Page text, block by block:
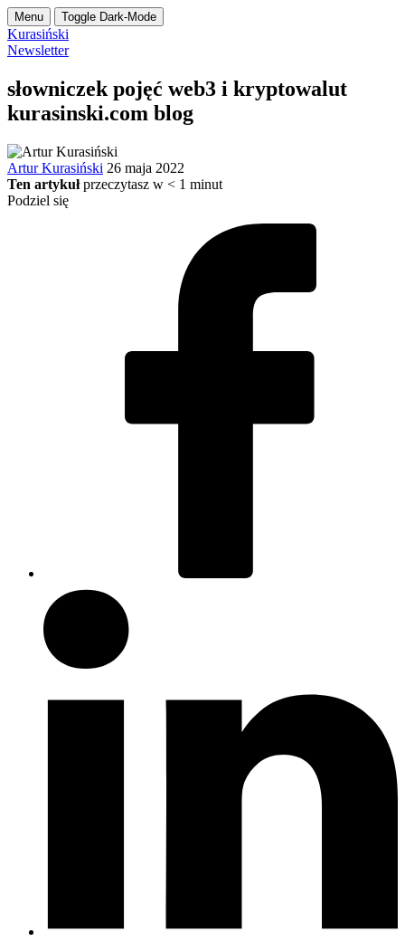
Menu Toggle Dark-Mode
Kurasiński
Newsletter
słowniczek pojęć web3 i kryptowalut
kurasinski.com blog
Artur Kurasiński 26 maja 2022
Ten artykuł przeczytasz w < 1 minut
Podziel się